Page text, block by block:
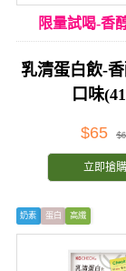
限量試喝-香
乳清蛋白飲-
口味
$65
立即搶購
奶素 蛋白 高纖